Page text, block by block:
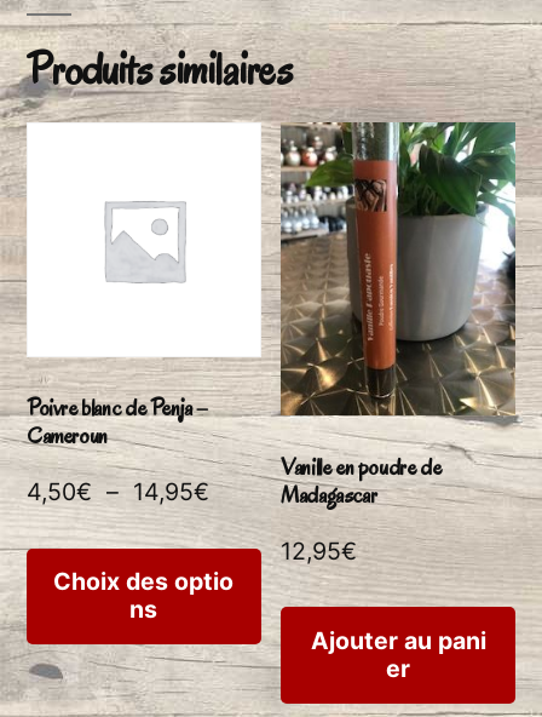
Produits similaires
Poivre blanc de Penja –
Cameroun
4,50€ – 14,95€Plage
de
prix :
4,50€
à
14,95€
Choix des optio
ns
Ce
produit
a
Vanille en poudre de
Madagascar
12,95€
Ajouter au pani
er